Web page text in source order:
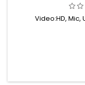
Video:HD, Mic,